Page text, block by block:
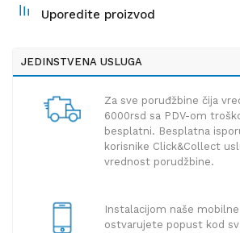
Uporedite proizvod
JEDINSTVENA USLUGA
Za sve poruđžbine čija
6000rsd sa PDV-om
besplatni. Besplatna
korisnike Click&Collect
vrednost porudžbine.
Instalacijom naše
ostvarujete popust kod